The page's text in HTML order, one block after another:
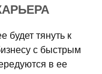
будет тянуть к
с быстрым
в ее